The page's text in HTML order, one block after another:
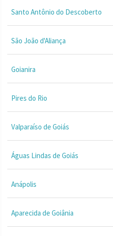
Santo Antônio do Descoberto
São João d'Aliança
Goianira
Pires do Rio
Valparaíso de Goiás
Águas Lindas de Goiás
Anápolis
Aparecida de Goiânia